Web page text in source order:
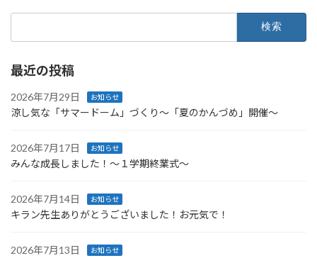
最近の投稿
2026年7月29日 お知らせ
涼し気な「サマードーム」づくり〜「夏のかんづめ」開催〜
2026年7月17日 お知らせ
みんな成長しました！〜１学期終業式〜
2026年7月14日 お知らせ
キラン先生ありがとうございました！お元気で！
2026年7月13日 お知らせ